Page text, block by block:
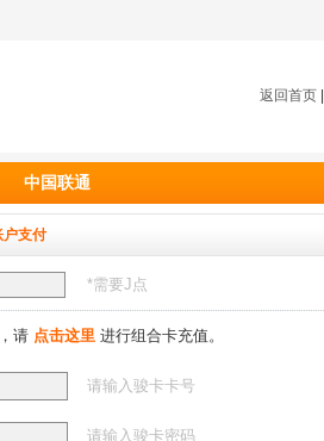
返回首页
中国联通
支付
*需要J点
请 点击这里 进行组合卡充值。
请输入骏卡卡号
请输入骏卡密码